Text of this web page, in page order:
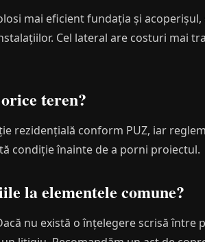
mai eficient fundația și
Cel lateral are costuri mai
teren?
rezidențială conform PUZ, iar
condiție înainte de a porni proiectul.
la elementele comune?
nu există o înțelegere scrisă